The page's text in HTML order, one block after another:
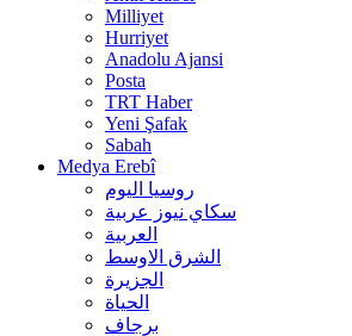
Milliyet
Hurriyet
Anadolu Ajansi
Posta
TRT Haber
Yeni Şafak
Sabah
Medya Erebî
روسیا الیوم
سكاي نيوز عربية
العربية
الشرق الاوسط
الجزيرة
الحیاة
برجاف